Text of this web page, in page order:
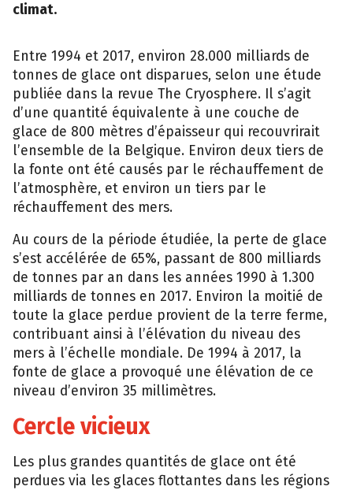
climat.
Entre 1994 et 2017, environ 28.000 milliards de
tonnes de glace ont disparues, selon une étude
publiée dans la revue The Cryosphere. Il s’agit
d’une quantité équivalente à une couche de
glace de 800 mètres d’épaisseur qui recouvrirait
l’ensemble de la Belgique. Environ deux tiers de
la fonte ont été causés par le réchauffement de
l’atmosphère, et environ un tiers par le
réchauffement des mers.
Au cours de la période étudiée, la perte de glace
s’est accélérée de 65%, passant de 800 milliards
de tonnes par an dans les années 1990 à 1.300
milliards de tonnes en 2017. Environ la moitié de
toute la glace perdue provient de la terre ferme,
contribuant ainsi à l’élévation du niveau des
mers à l’échelle mondiale. De 1994 à 2017, la
fonte de glace a provoqué une élévation de ce
niveau d’environ 35 millimètres.
Cercle vicieux
Les plus grandes quantités de glace ont été
perdues via les glaces flottantes dans les régions